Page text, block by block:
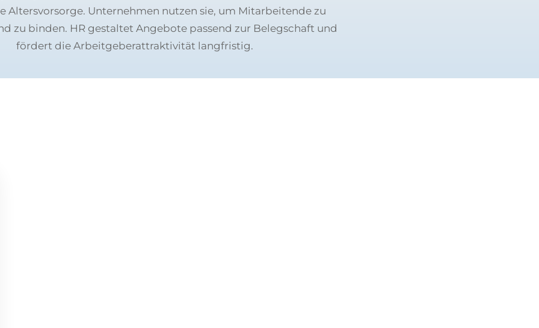
Altersvorsorge. Unternehmen nutzen sie, um Mitarbeitende zu
zu binden. HR gestaltet Angebote passend zur Belegschaft und
fördert die Arbeitgeberattraktivität langfristig.